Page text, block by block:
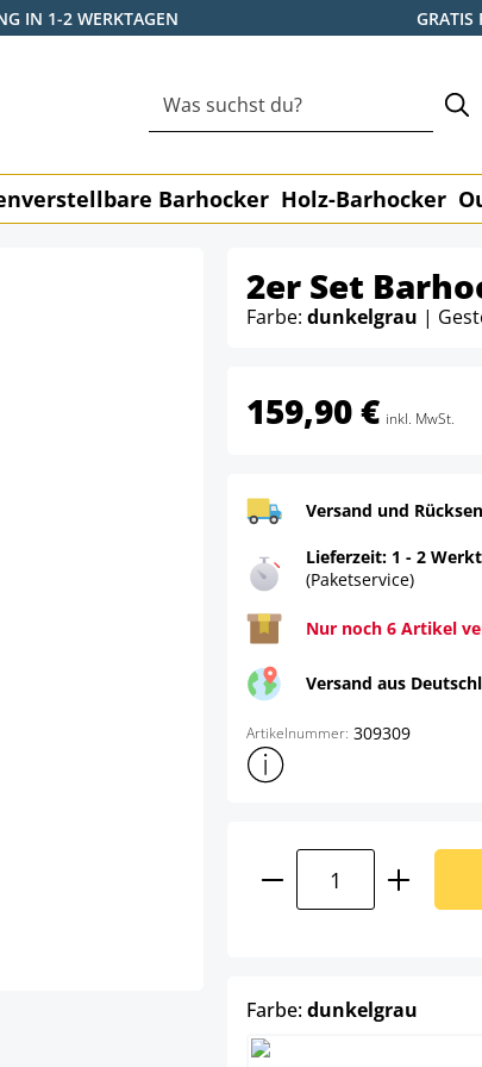
IN 1-2 WERKTAGEN GRATIS
Barhocker Holz-Barhocker
2er Set
Farbe: dunkelgrau |
159,90 € inkl. MwSt.
Versand und
Lieferzeit: 1 - 2
(Paketservice)
Nur noch 6 Artikel
Versand aus
Artikelnummer: 309309
Weitere
Produkt Anzahl:
Farbe:dunkelgrau